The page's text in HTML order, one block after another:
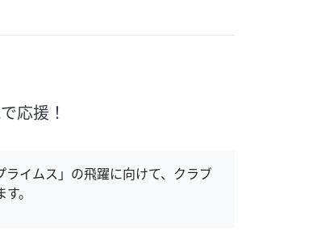
応援！
イムス」の飛躍に向けて、クラブ
。